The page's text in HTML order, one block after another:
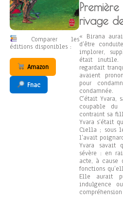
Comparer les
éditions disponibles :
Amazon
Fnac
rivage
« Birana
d’être
implorer,
était
regardait
avaient
pour
condamnée.
C’était Yvara,
coupable
contraint sa
Yvara s’était
Ciella ; sous
l’avait
Yvara savait
sévère : en
acte, à cause
fonctions
Elle aurait
indulgence